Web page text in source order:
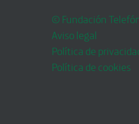
© Fundación
Aviso legal
Política de
Política de cookies